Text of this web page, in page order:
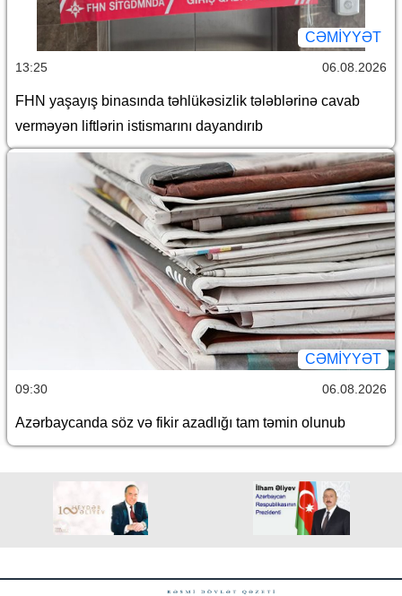
CƏMİYYƏT
13:25 06.08.2026
FHN yaşayış binasında təhlükəsizlik tələblərinə cavab
verməyən liftlərin istismarını dayandırıb
CƏMİYYƏT
09:30 06.08.2026
Azərbaycanda söz və fikir azadlığı tam təmin olunub